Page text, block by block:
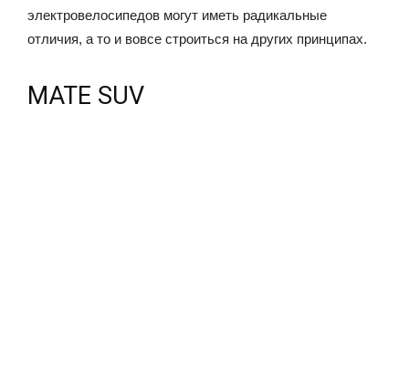
электровелосипедов могут иметь радикальные
отличия, а то и вовсе строиться на других принципах.
MATE SUV